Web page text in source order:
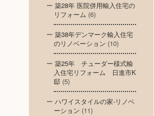
築28年 医院併用輸入住宅の
リフォーム (6)
築38年デンマーク輸入住宅
のリノベーション (10)
築25年 チューダー様式輸
入住宅リフォーム 日進市K
邸 (5)
ハワイスタイルの家-リノベ
ーション (11)